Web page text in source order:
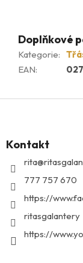
Doplňkové
Kategorie:
EAN:
aKontakt
rita@
777 757 670
https://
ritasgalantery
https://